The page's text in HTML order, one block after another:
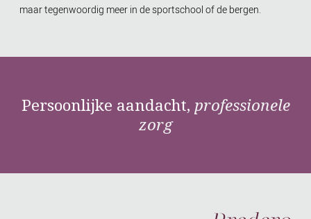
maar tegenwoordig meer in de sportschool of de bergen.
Persoonlijke aandacht, professionele
zorg